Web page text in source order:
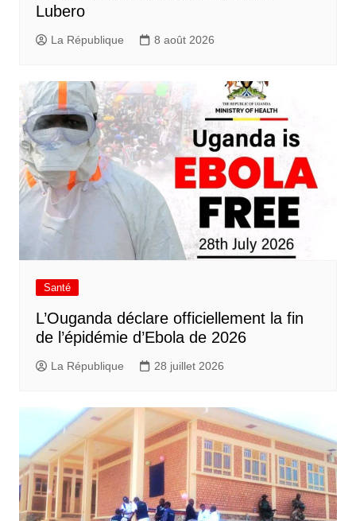
Lubero
La République 8 août 2026
Santé
L’Ouganda déclare officiellement la fin
de l’épidémie d’Ebola de 2026
La République 28 juillet 2026